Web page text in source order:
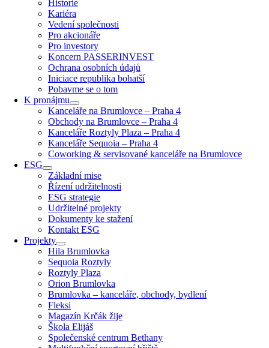
Historie
Kariéra
Vedení společnosti
Pro akcionáře
Pro investory
Koncern PASSERINVEST
Ochrana osobních údajů
Iniciace republika bohatší
Pobavme se o tom
K pronájmu
Kanceláře na Brumlovce – Praha 4
Obchody na Brumlovce – Praha 4
Kanceláře Roztyly Plaza – Praha 4
Kanceláře Sequoia – Praha 4
Coworking & servisované kanceláře na Brumlovce
ESG
Základní mise
Řízení udržitelnosti
ESG strategie
Udržitelné projekty
Dokumenty ke stažení
Kontakt ESG
Projekty
Hila Brumlovka
Sequoia Roztyly
Roztyly Plaza
Orion Brumlovka
Brumlovka – kanceláře, obchody, bydlení
Fleksi
Magazín Krčák žije
Škola Elijáš
Společenské centrum Bethany